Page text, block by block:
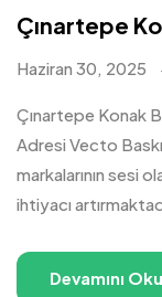
Çınartepe
Haziran 30, 2025
Çınartepe Konak
Adresi Vecto
markalarının sesi
ihtiyacı
Devamını